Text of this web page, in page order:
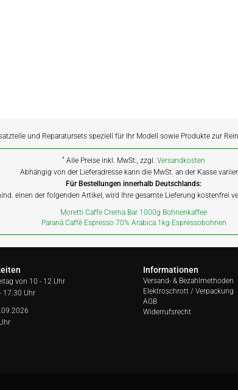
und Reparatursets speziell für Ihr Modell sowie Produkte zur
* Alle Preise inkl. MwSt., zzgl.Versandkosten
Abhängig von der Lieferadresse kann die MwSt. an der Kasse
Für Bestellungen innerhalb Deutschlands:
einen der folgenden Artikel, wird Ihre gesamte Lieferung kostenfrei
Moretti Caffe Crema Bar 1000g Bohnenkaffee
Paranà Caffè Espresso 70% Arabica 1kg Espressobohnen
von 10 - 12 Uhr
17:30 Uhr
Informationen
Versand- & Bezahlmethoden
Elektroschrott / Verpackung
AGB
Widerrufsrecht